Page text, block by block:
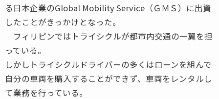
る日本企業のGlobal Mobility Service（ＧＭＳ）に出資
したことがきっかけとなった。
フィリピンではトライシクルが都市内交通の一翼を担
っている。
しかしトライシクルドライバーの多くはローンを組んで
自分の車両を購入することができず、車両をレンタルし
て業務を行っている。